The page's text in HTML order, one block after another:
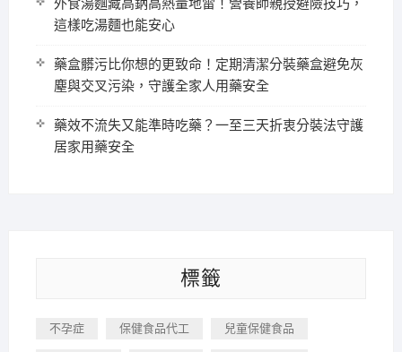
外食湯麵藏高鈉高熱量地雷！營養師親授避險技巧，
這樣吃湯麵也能安心
藥盒髒污比你想的更致命！定期清潔分裝藥盒避免灰
塵與交叉污染，守護全家人用藥安全
藥效不流失又能準時吃藥？一至三天折衷分裝法守護
居家用藥安全
標籤
不孕症 保健食品代工 兒童保健食品